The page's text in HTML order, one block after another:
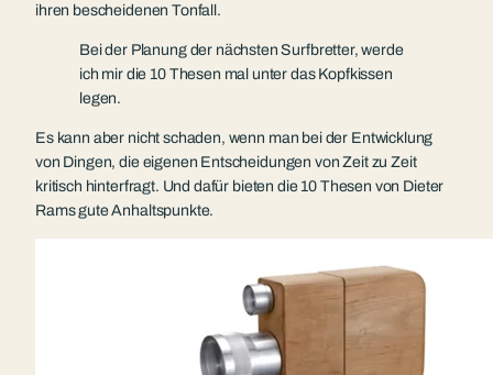
ihren bescheidenen Tonfall.
Bei der Planung der nächsten Surfbretter, werde
ich mir die 10 Thesen mal unter das Kopfkissen
legen.
Es kann aber nicht schaden, wenn man bei der Entwicklung
von Dingen, die eigenen Entscheidungen von Zeit zu Zeit
kritisch hinterfragt. Und dafür bieten die 10 Thesen von Dieter
Rams gute Anhaltspunkte.